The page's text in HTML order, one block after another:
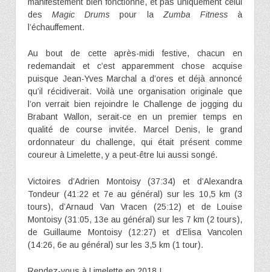
desMagic Drums pour la Zumba Fitnessà
l’échauffement.
Au bout de cette après-midi festive, chacun en
redemandait et c’est apparemment chose acquise
puisque Jean-Yves Marchal a d’ores et déjà annoncé
qu’il récidiverait. Voilà une organisation originale que
l’on verrait bien rejoindre le Challenge de jogging du
Brabant Wallon, serait-ce en un premier temps en
qualité de course invitée. Marcel Denis, le grand
ordonnateur du challenge, qui était présent comme
coureur à Limelette, y a peut-être lui aussi songé.
Victoires d’Adrien Montoisy (37:34) et d’Alexandra
Tondeur (41:22 et 7e au général) sur les 10,5 km (3
tours), d’Arnaud Van Vracen (25:12) et de Louise
Montoisy (31:05, 13e au général) sur les 7 km (2 tours),
de Guillaume Montoisy (12:27) et d’Elisa Vancolen
(14:26, 6e au général) sur les 3,5 km (1 tour).